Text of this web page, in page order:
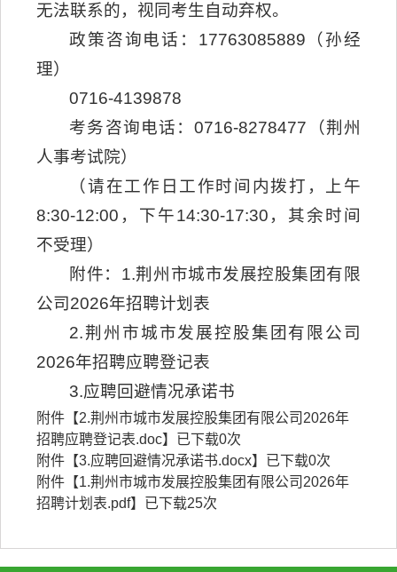
无法联系的，视同考生自动弃权。
政策咨询电话：17763085889（孙经
理）
0716-4139878
考务咨询电话：0716-8278477（荆州
人事考试院）
（请在工作日工作时间内拨打，上午
8:30-12:00，下午14:30-17:30，其余时间
不受理）
附件：1.荆州市城市发展控股集团有限
公司2026年招聘计划表
2.荆州市城市发展控股集团有限公司
2026年招聘应聘登记表
3.应聘回避情况承诺书
附件【2.荆州市城市发展控股集团有限公司2026年
招聘应聘登记表.doc】已下载0次
附件【3.应聘回避情况承诺书.docx】已下载0次
附件【1.荆州市城市发展控股集团有限公司2026年
招聘计划表.pdf】已下载25次